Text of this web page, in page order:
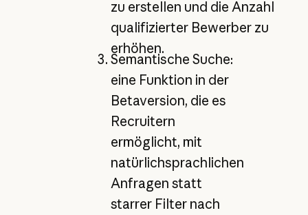
zu erstellen und die Anzahl
qualifizierter Bewerber zu
erhöhen.
Semantische Suche:
eine Funktion in der
Betaversion, die es
Recruitern
ermöglicht, mit
natürlichsprachlichen
Anfragen statt
starrer Filter nach